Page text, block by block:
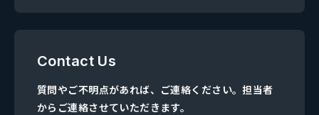
Contact Us
質問やご不明点があれば、ご連絡ください。担当者
からご連絡させていただきます。